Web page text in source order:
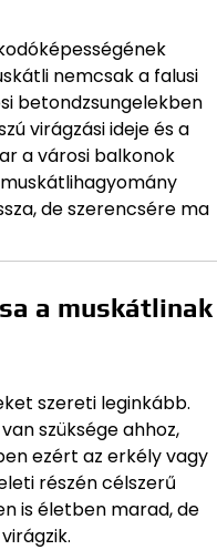
nemcsak a falusi
betondzsungelekben
virágzási ideje és a
a városi balkonok
de szerencsére ma
a muskátlinak
szereti leginkább.
szüksége ahhoz,
ezért az erkély vagy
részén célszerű
is életben marad, de